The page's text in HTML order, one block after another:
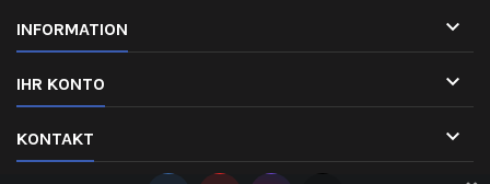
INFORMATION 
IHR KONTO 
KONTAKT 